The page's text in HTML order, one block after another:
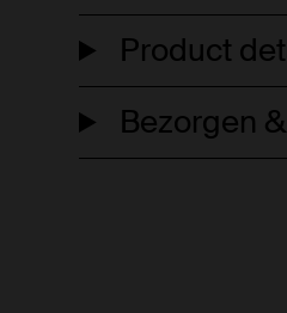
Product
Bezorgen